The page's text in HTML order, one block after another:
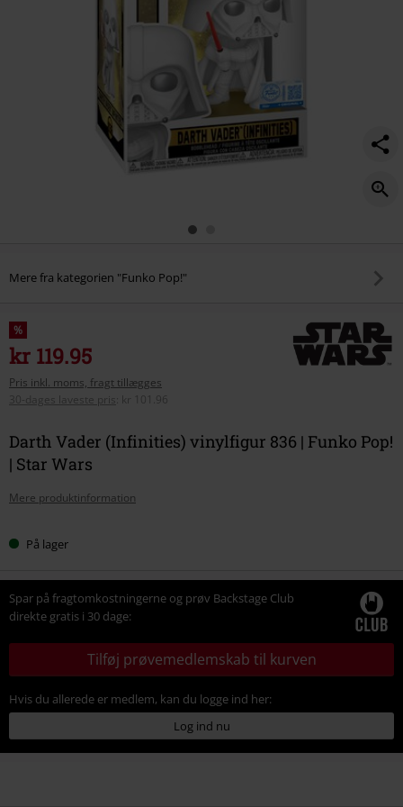
Mere fra kategorien "Funko Pop!"
%
kr 119.95
Pris inkl. moms, fragt tillægges
30-dages laveste pris
kr 101.96
Darth Vader (Infinities) vinylfigur 836 | Funko Pop!
| Star Wars
Mere produktinformation
På lager
Spar på fragtomkostningerne og prøv Backstage Club
direkte gratis i 30 dage:
Tilføj prøvemedlemskab til kurven
Hvis du allerede er medlem, kan du logge ind her:
Log ind nu